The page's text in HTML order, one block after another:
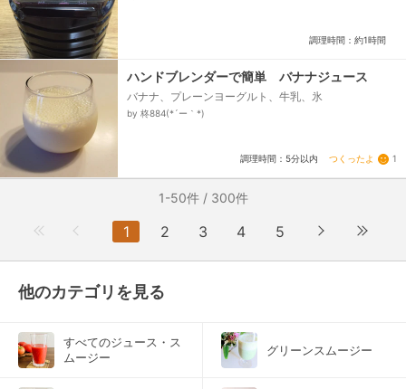
調理時間：約1時間
ハンドブレンダーで簡単 バナナジュース
バナナ、プレーンヨーグルト、牛乳、氷
by 柊884(*´ー｀*)
調理時間：5分以内 つくったよ 1
1-50件 / 300件
1 2 3 4 5
他のカテゴリを見る
すべてのジュース・ス
ムージー
グリーンスムージー